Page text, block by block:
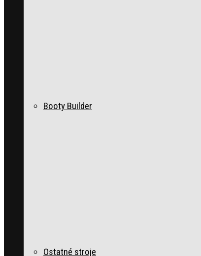
Booty Builder
Ostatné stroje